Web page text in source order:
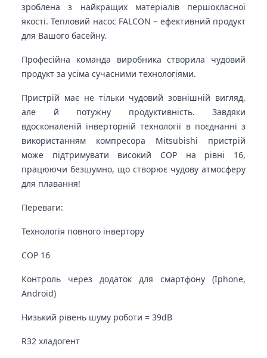
зроблена з найкращих матеріалів першокласної
якості. Тепловий насос FALCON – ефективний продукт
для Вашого басейну.
Професійна команда виробника створила чудовий
продукт за усіма сучасними технологіями.
Пристрій має не тільки чудовий зовнішній вигляд,
але й потужну продуктивність. Завдяки
вдосконаленій інверторній технології в поєднанні з
використанням компресора Mitsubishi пристрій
може підтримувати високий COP на рівні 16,
працюючи безшумно, що створює чудову атмосферу
для плавання!
Переваги:
Технологія повного інвертору
COP 16
Контроль через додаток для смартфону (Iphone,
Android)
Низький рівень шуму роботи = 39dB
R32 хладогент